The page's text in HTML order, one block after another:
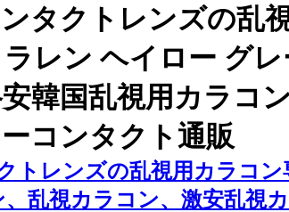
タクトレンズの乱
レン ヘイロー グ
韓国乱視用カラコ
コンタクト通販
トレンズの乱視用カラコ
、乱視カラコン、激安乱視